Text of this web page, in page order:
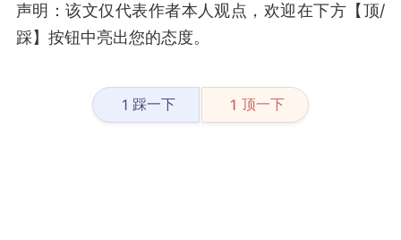
声明：该文仅代表作者本人观点，欢迎在下方【顶/
踩】按钮中亮出您的态度。
1 踩一下 1 顶一下